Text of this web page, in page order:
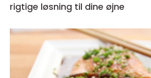
rigtige løsning til dine øjne